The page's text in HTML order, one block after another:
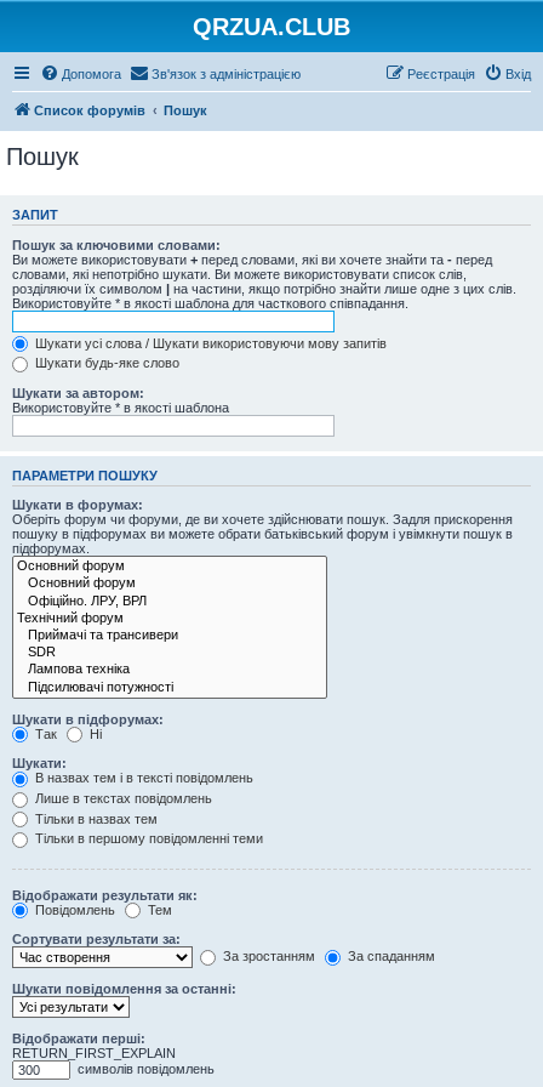
QRZUA.CLUB
Допомога Зв'язок з адміністрацією Вхід
Реєстрація
Список форумів Пошук
Пошук
ЗАПИТ
Пошук за ключовими словами:
Ви можете використовувати + перед словами, які ви хочете знайти та - перед
словами, які непотрібно шукати. Ви можете використовувати список слів,
розділяючи їх символом | на частини, якщо потрібно знайти лише одне з цих слів.
Використовуйте * в якості шаблона для часткового співпадання.
Шукати усі слова / Шукати використовуючи мову запитів
Шукати будь-яке слово
Шукати за автором:
Використовуйте * в якості шаблона
ПАРАМЕТРИ ПОШУКУ
Шукати в форумах:
Оберіть форум чи форуми, де ви хочете здійснювати пошук. Задля прискорення
пошуку в підфорумах ви можете обрати батьківський форум і увімкнути пошук в
підфорумах.
Шукати в підфорумах:
Так
Ні
Шукати:
В назвах тем і в тексті повідомлень
Лише в текстах повідомлень
Тільки в назвах тем
Тільки в першому повідомленні теми
Відображати результати як:
Повідомлень
Тем
Сортувати результати за:
За зростанням
За спаданням
Шукати повідомлення за останні:
Відображати перші:
RETURN_FIRST_EXPLAIN
символів повідомлень